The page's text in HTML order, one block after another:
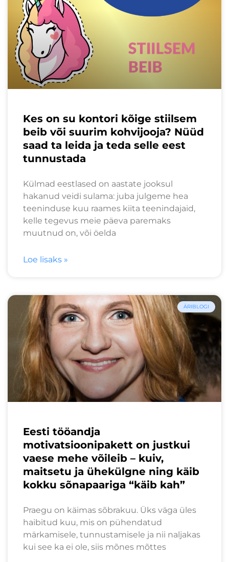
Kes on su kontori kõige stiilsem
beib või suurim kohvijooja? Nüüd
saad ta leida ja teda selle eest
tunnustada
Külmad eestlased on aastate jooksul
hakanud veidi sulama: juba julgeme hea
teeninduse kuu raames kiita teenindajaid,
kelle tegevus meie päeva paremaks
muutnud on, või öelda
Loe lisaks »
ÄRIBLOGI
Eesti tööandja
motivatsioonipakett on justkui
vaese mehe võileib – kuiv,
maitsetu ja ühekülgne ning käib
kokku sõnapaariga “käib kah”
Praegu on käimas sõbrakuu. Üks väga üles
haibitud kuu, mis on pühendatud
märkamisele, tunnustamisele ja nii naljakas
kui see ka ei ole, siis mõnes mõttes